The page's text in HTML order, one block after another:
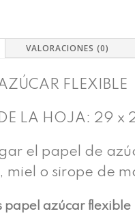
VALORACIONES (0)
FLEXIBLE
LA HOJA: 29 x
el papel de
miel o sirope de
papel azúcar flexible